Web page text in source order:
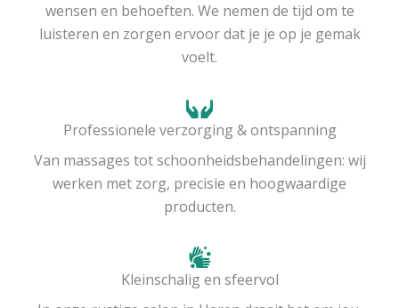
wensen en behoeften. We nemen de tijd om te
luisteren en zorgen ervoor dat je je op je gemak
voelt.
Professionele verzorging & ontspanning
Van massages tot schoonheidsbehandelingen: wij
werken met zorg, precisie en hoogwaardige
producten.
Kleinschalig en sfeervol